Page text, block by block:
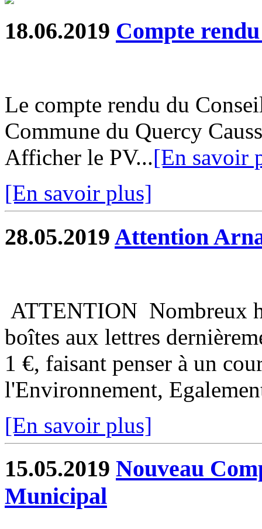
18.06.2019 Compte
Le compte rendu du
Commune du Quercy
Afficher le PV...[En savoir
[En savoir plus]
28.05.2019 Attention
ATTENTION Nombreux
boîtes aux lettres
1 €, faisant penser à un
l'Environnement,
[En savoir plus]
15.05.2019 Nouveau
Municipal